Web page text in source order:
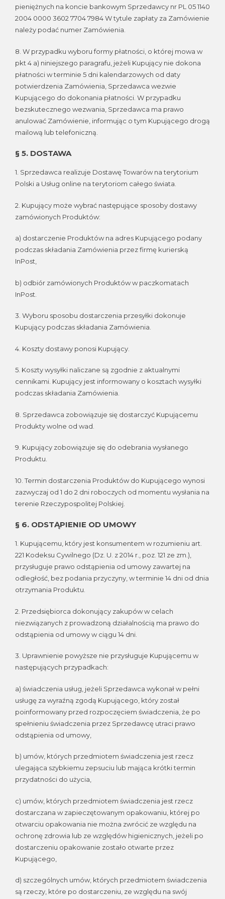
pieniężnych na koncie bankowym Sprzedawcy nr PL 05 1140
2004 0000 3602 7704 7984 W tytule zapłaty za Zamówienie
należy podać numer Zamówienia.
8. W przypadku wyboru formy płatności, o której mowa w
pkt 4 a) niniejszego paragrafu, jeżeli Kupujący nie dokona
płatności w terminie 5 dni kalendarzowych od daty
potwierdzenia Zamówienia, Sprzedawca wezwie
Kupującego do dokonania płatności. W przypadku
bezskutecznego wezwania, Sprzedawca ma prawo
anulować Zamówienie, informując o tym Kupującego drogą
mailową lub telefoniczną.
§ 5. DOSTAWA
1. Sprzedawca realizuje Dostawę Towarów na terytorium
Polski a Usług online na terytoriom całego świata.
2. Kupujący może wybrać następujące sposoby dostawy
zamówionych Produktów:
a) dostarczenie Produktów na adres Kupującego podany
podczas składania Zamówienia przez firmę kurierską
InPost,
b) odbiór zamówionych Produktów w paczkomatach
InPost.
3. Wyboru sposobu dostarczenia przesyłki dokonuje
Kupujący podczas składania Zamówienia.
4. Koszty dostawy ponosi Kupujący.
5. Koszty wysyłki naliczane są zgodnie z aktualnymi
cennikami. Kupujący jest informowany o kosztach wysyłki
podczas składania Zamówienia.
8. Sprzedawca zobowiązuje się dostarczyć Kupującemu
Produkty wolne od wad.
9. Kupujący zobowiązuje się do odebrania wysłanego
Produktu.
10. Termin dostarczenia Produktów do Kupującego wynosi
zazwyczaj od 1 do 2 dni roboczych od momentu wysłania na
terenie Rzeczypospolitej Polskiej.
§ 6. ODSTĄPIENIE OD UMOWY
1. Kupującemu, który jest konsumentem w rozumieniu art.
221 Kodeksu Cywilnego (Dz. U. z 2014 r., poz. 121 ze zm.),
przysługuje prawo odstąpienia od umowy zawartej na
odległość, bez podania przyczyny, w terminie 14 dni od dnia
otrzymania Produktu.
2. Przedsiębiorca dokonujący zakupów w celach
niezwiązanych z prowadzoną działalnością ma prawo do
odstąpienia od umowy w ciągu 14 dni.
3. Uprawnienie powyższe nie przysługuje Kupującemu w
następujących przypadkach:
a) świadczenia usług, jeżeli Sprzedawca wykonał w pełni
usługę za wyraźną zgodą Kupującego, który został
poinformowany przed rozpoczęciem świadczenia, że po
spełnieniu świadczenia przez Sprzedawcę utraci prawo
odstąpienia od umowy,
b) umów, których przedmiotem świadczenia jest rzecz
ulegająca szybkiemu zepsuciu lub mająca krótki termin
przydatności do użycia,
c) umów, których przedmiotem świadczenia jest rzecz
dostarczana w zapieczętowanym opakowaniu, której po
otwarciu opakowania nie można zwrócić ze względu na
ochronę zdrowia lub ze względów higienicznych, jeżeli po
dostarczeniu opakowanie zostało otwarte przez
Kupującego,
d) szczególnych umów, których przedmiotem świadczenia
są rzeczy, które po dostarczeniu, ze względu na swój